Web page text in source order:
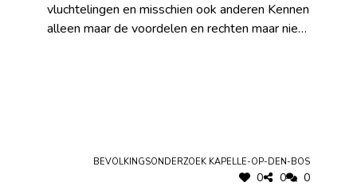
vluchtelingen en misschien ook anderen Kennen
alleen maar de voordelen en rechten maar niet
Bevolkingsonderzoek Kapelle-op-den-Bos
0 0 0